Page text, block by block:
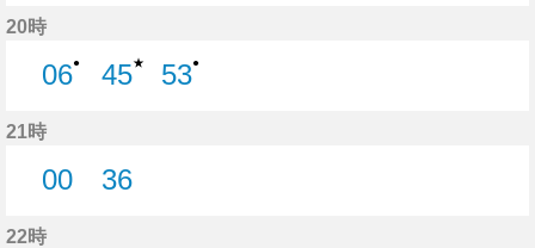
20時
06●
45★
53●
21時
00
36
22時